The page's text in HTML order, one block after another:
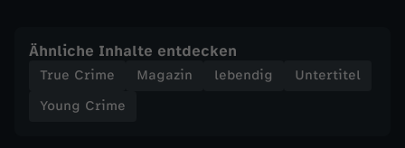
a
c
Ähnliche Inhalte entdecken
True Crime Magazin lebendig
Untertitel
Young Crime